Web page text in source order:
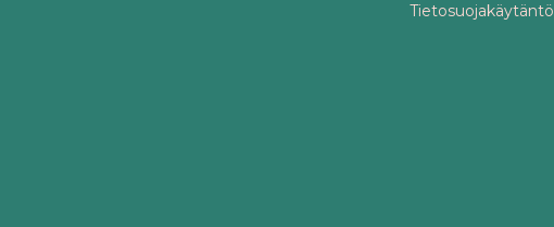
Tietosuojakäytäntö